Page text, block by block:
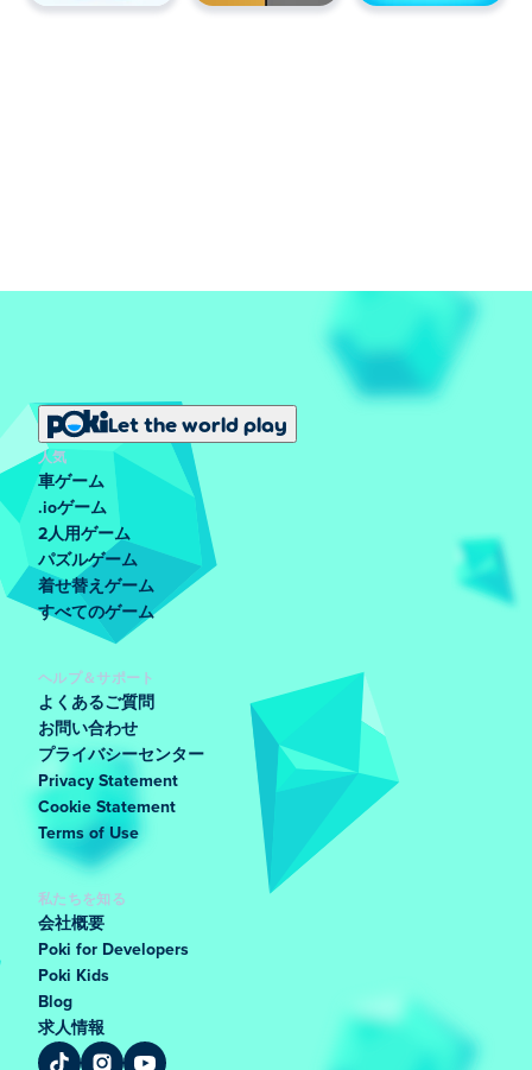
Let the world play
人気
車ゲーム
.ioゲーム
2人用ゲーム
パズルゲーム
着せ替えゲーム
すべてのゲーム
ヘルプ＆サポート
よくあるご質問
お問い合わせ
プライバシーセンター
Privacy Statement
Cookie Statement
Terms of Use
私たちを知る
会社概要
Poki for Developers
Poki Kids
Blog
求人情報